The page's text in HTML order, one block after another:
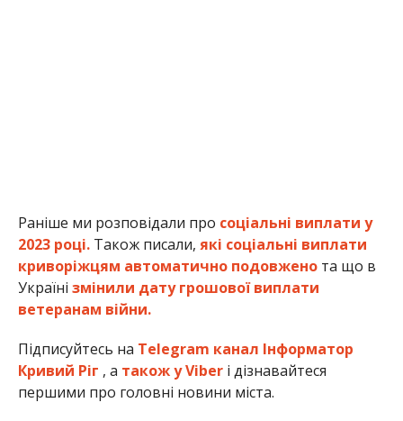
Раніше ми розповідали про соціальні виплати у
2023 році.Також писали, які соціальні виплати
криворіжцям автоматично подовженота що в
Україні змінили дату грошової виплати
ветеранам війни.
Підписуйтесь на Telegram канал Інформатор
Кривий Ріг , а також у Viberі дізнавайтеся
першими про головні новини міста.